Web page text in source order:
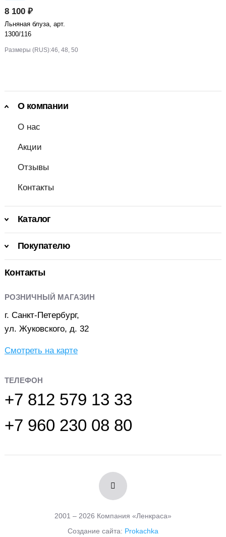
8 100 ₽
Льняная блуза, арт.
1300/116
Размеры (RUS):46, 48, 50
О компании
О нас
Акции
Отзывы
Контакты
Каталог
Покупателю
Контакты
РОЗНИЧНЫЙ МАГАЗИН
г. Санкт-Петербург,
ул. Жуковского, д. 32
Смотреть на карте
ТЕЛЕФОН
+7 812 579 13 33
+7 960 230 08 80
2001 – 2026 Компания «Ленкраса»
Создание сайта: Prokachka